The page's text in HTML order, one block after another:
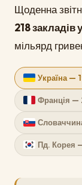
Щоденна
218 закладів
мільярд
Україна —
Франція —
Пд. Корея